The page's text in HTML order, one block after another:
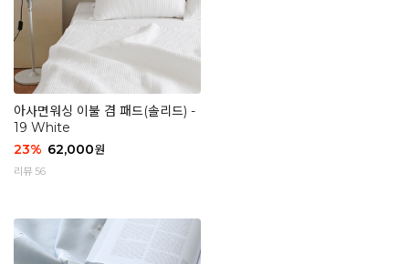
아사면워싱 이불 겸 패드(솔리드) -
19 White
23% 62,000원
리뷰 56